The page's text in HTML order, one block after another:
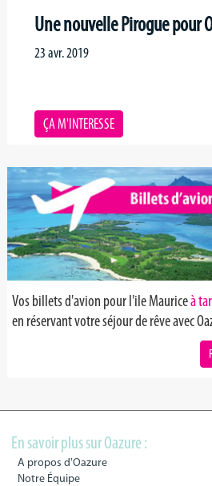
Une nouvelle Pirogue pour
23 avr. 2019
ÇA M'INTERESSE
Vos billets d'avion pour l'ile Mauriceà
en réservant votre séjour de rêve avec
En savoir plus sur Oazure :
A propos d'Oazure
Notre Équipe